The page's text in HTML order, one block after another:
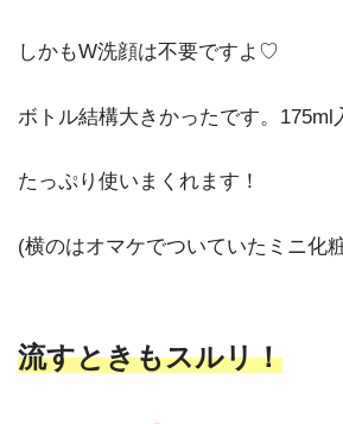
しかもW洗顔は不要ですよ♡
ボトル結構大きかったです。175ml
たっぷり使いまくれます！
(横のはオマケでついていたミニ化
流すときもスルリ！